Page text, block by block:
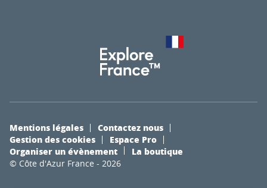
© Côte d'Azur France - 2026
Mentions légales
Contactez nous
Gestion des cookies
Espace Pro
Organiser un évènement
La boutique